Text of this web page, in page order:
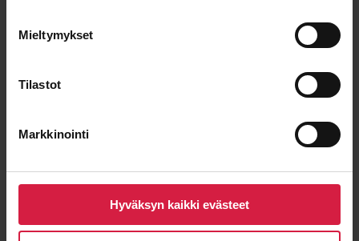
Mieltymykset
Tilastot
Markkinointi
Hyväksyn kaikki evästeet
Viesti